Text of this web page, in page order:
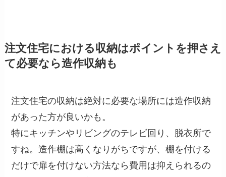
注文住宅における収納はポイントを押さえ
て必要なら造作収納も
注文住宅の収納は絶対に必要な場所には造作収納
があった方が良いかも。
特にキッチンやリビングのテレビ回り、脱衣所で
すね。造作棚は高くなりがちですが、棚を付ける
だけで扉を付けない方法なら費用は抑えられるの